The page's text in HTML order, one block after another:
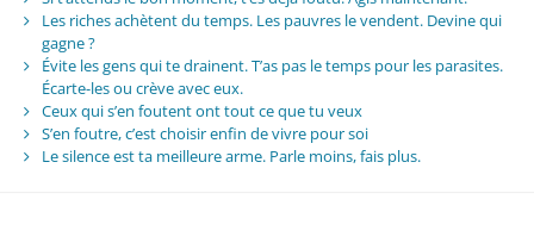
Les riches achètent du temps. Les pauvres le vendent. Devine qui
gagne ?
Évite les gens qui te drainent. T’as pas le temps pour les parasites.
Écarte-les ou crève avec eux.
Ceux qui s’en foutent ont tout ce que tu veux
S’en foutre, c’est choisir enfin de vivre pour soi
Le silence est ta meilleure arme. Parle moins, fais plus.